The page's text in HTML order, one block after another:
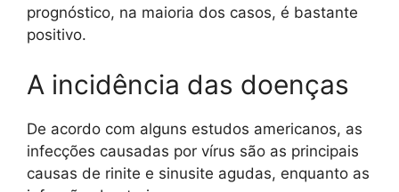
prognóstico, na maioria dos casos, é bastante
positivo.
A incidência das doenças
De acordo com alguns estudos americanos, as
infecções causadas por vírus são as principais
causas de rinite e sinusite agudas, enquanto as